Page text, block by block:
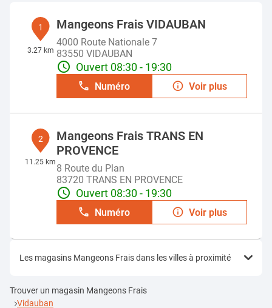
1
3.27 km
Mangeons Frais VIDAUBAN
4000 Route Nationale 7
83550 VIDAUBAN
Ouvert 08:30 - 19:30
Numéro Voir plus
2
11.25 km
Mangeons Frais TRANS EN
PROVENCE
8 Route du Plan
83720 TRANS EN PROVENCE
Ouvert 08:30 - 19:30
Numéro Voir plus
Les magasins Mangeons Frais dans les villes à proximité
Trouver un magasin Mangeons Frais
Vidauban